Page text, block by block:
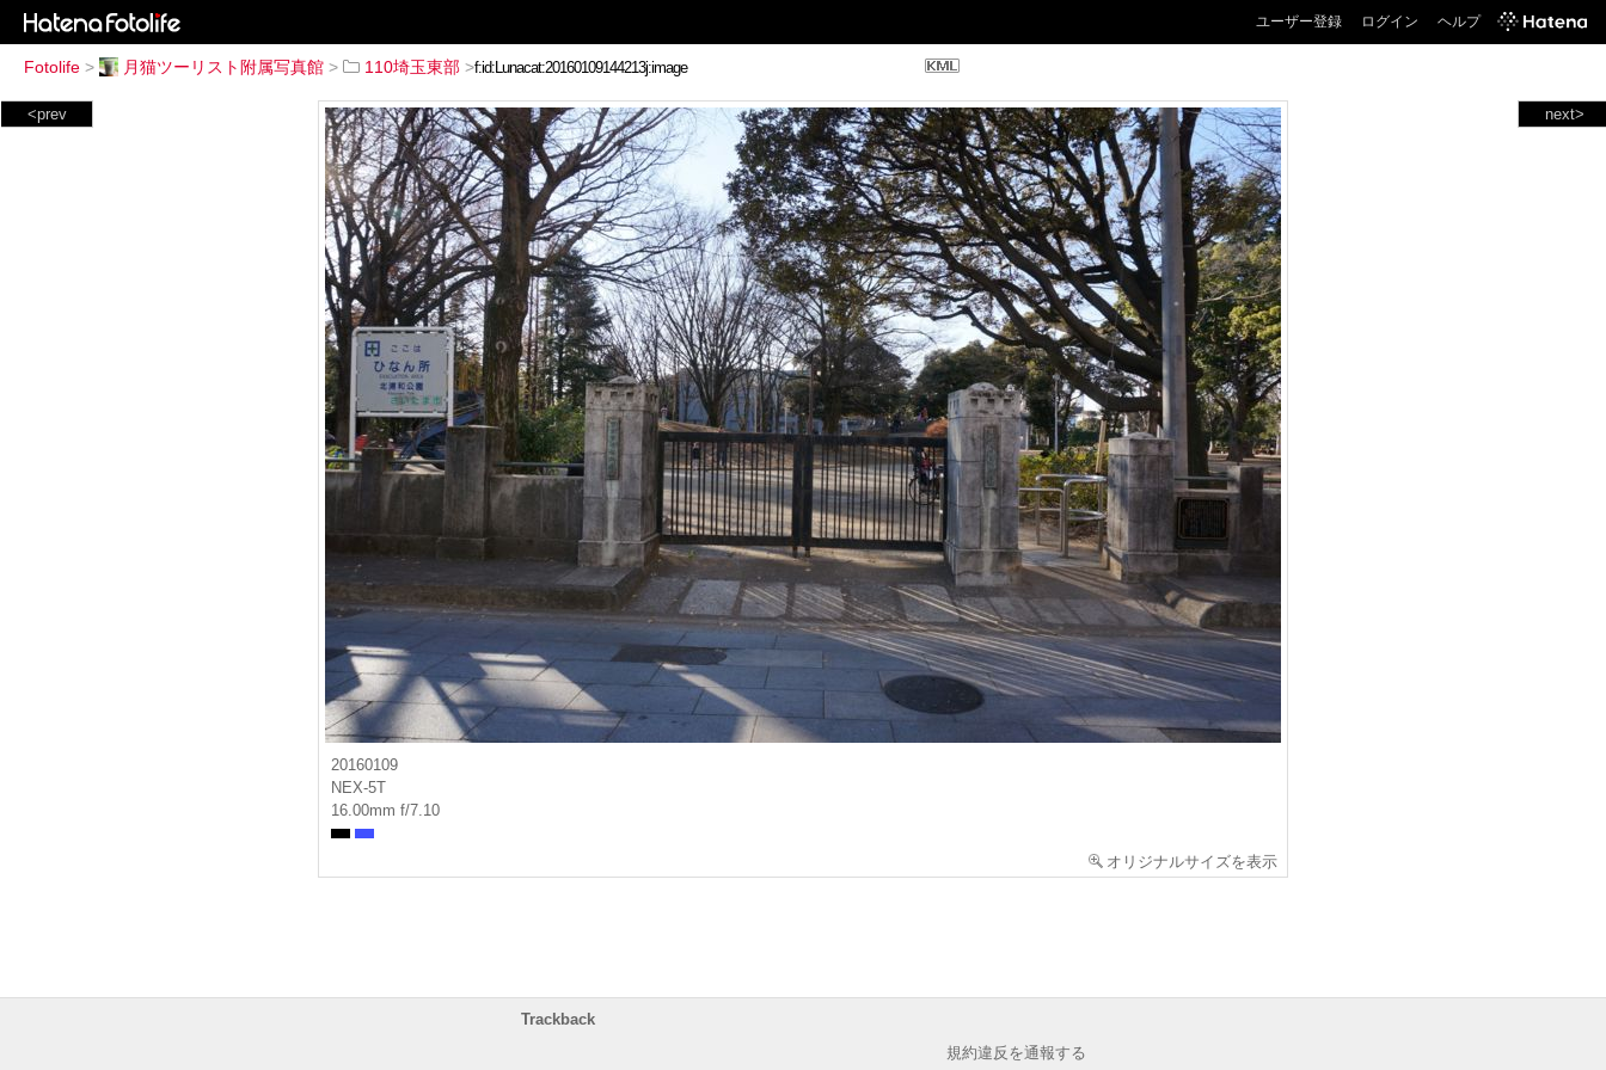
ユーザー登録 ログイン ヘルプ
Fotolife > 月猫ツーリスト附属写真館 > 110埼玉東部 >
next>
<prev
20160109
NEX-5T
16.00mm f/7.10
オリジナルサイズを表示
Trackback
規約違反を通報する